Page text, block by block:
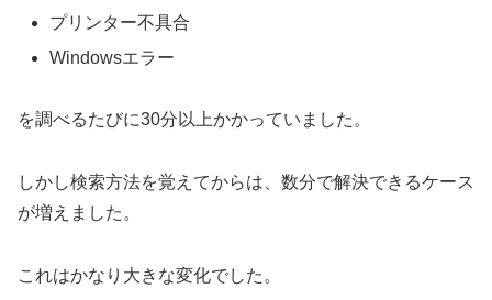
プリンター不具合
Windowsエラー
を調べるたびに30分以上かかっていました。
しかし検索方法を覚えてからは、数分で解決できるケース
が増えました。
これはかなり大きな変化でした。